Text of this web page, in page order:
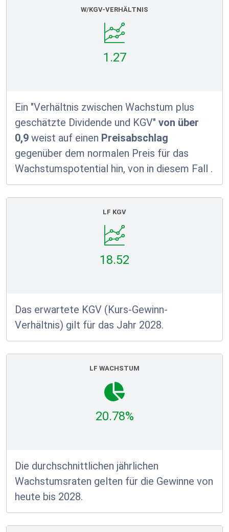
W/KGV-VERHÄLTNIS
1.27
Ein "Verhältnis zwischen Wachstum plus
geschätzte Dividende und KGV" von über
0,9 weist auf einen Preisabschlag
gegenüber dem normalen Preis für das
Wachstumspotential hin, von in diesem Fall .
LF KGV
18.52
Das erwartete KGV (Kurs-Gewinn-
Verhältnis) gilt für das Jahr 2028.
LF WACHSTUM
20.78%
Die durchschnittlichen jährlichen
Wachstumsraten gelten für die Gewinne von
heute bis 2028.